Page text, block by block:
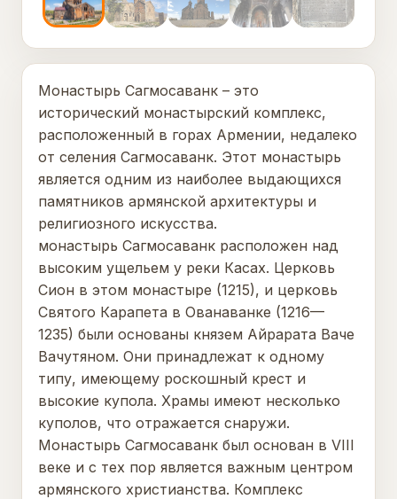
Монастырь Сагмосаванк – это
исторический монастырский комплекс,
расположенный в горах Армении, недалеко
от селения Сагмосаванк. Этот монастырь
является одним из наиболее выдающихся
памятников армянской архитектуры и
религиозного искусства.
монастырь Сагмосаванк расположен над
высоким ущельем у реки Касах. Церковь
Сион в этом монастыре (1215), и церковь
Святого Карапета в Ованаванке (1216—
1235) были основаны князем Айрарата Ваче
Вачутяном. Они принадлежат к одному
типу, имеющему роскошный крест и
высокие купола. Храмы имеют несколько
куполов, что отражается снаружи.
Монастырь Сагмосаванк был основан в VIII
веке и с тех пор является важным центром
армянского христианства. Комплекс